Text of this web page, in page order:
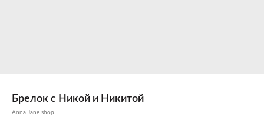
Брелок с Никой и Никитой
Anna Jane shop